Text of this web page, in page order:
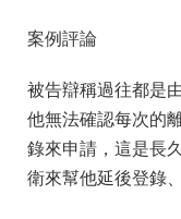
案例評論
被告辯稱過往都是
他無法確認每次的
錄來申請，這是長
衛來幫他延後登錄